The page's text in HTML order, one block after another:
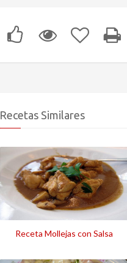
Recetas Similares
Receta Mollejas con Salsa